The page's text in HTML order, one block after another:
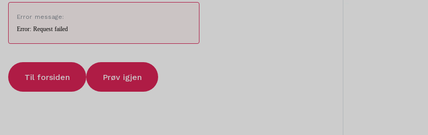
Error message:
Error: Request failed
Til forsiden Prøv igjen